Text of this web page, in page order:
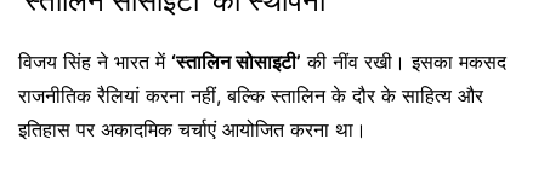
विजय सिंह ने भारत में ‘स्तालिन सोसाइटी’ की नींव रखी। इसका मकसद
राजनीतिक रैलियां करना नहीं, बल्कि स्तालिन के दौर के साहित्य और
इतिहास पर अकादमिक चर्चाएं आयोजित करना था।